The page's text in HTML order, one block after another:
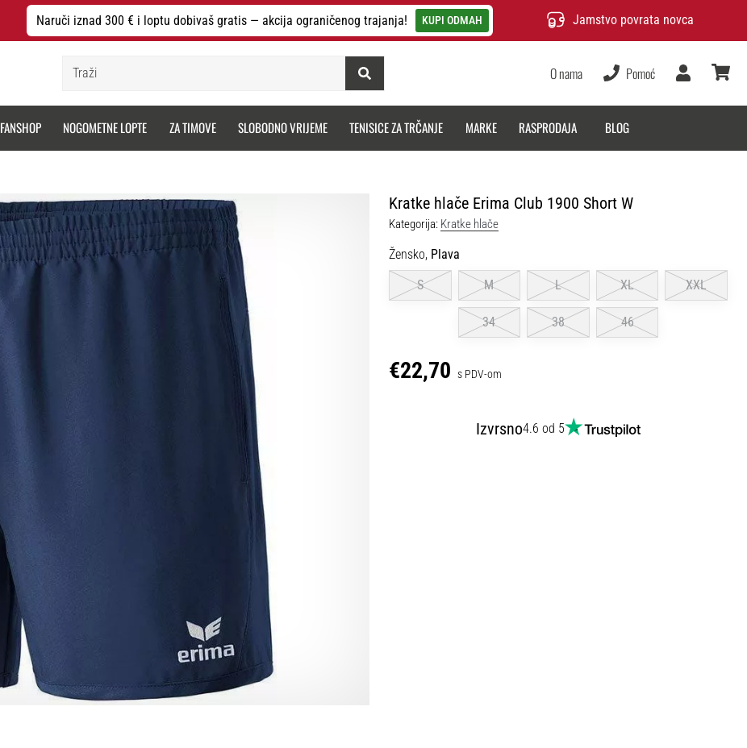
Naruči iznad 300 € i loptu dobivaš gratis — akcija ograničenog trajanja! KUPI ODMAH Jamstvo povrata novca
O nama Pomoć
Korisnik
FANSHOP NOGOMETNE LOPTE ZA TIMOVE SLOBODNO VRIJEME TENISICE ZA TRČANJE MARKE RASPRODAJA BLOG
Kratke hlače Erima Club 1900 Short W
Kategorija: Kratke hlače
Žensko, Plava
S
M L XL XXL
34 38 46
€22,70 s PDV-om
Izvrsno4.6 od 5